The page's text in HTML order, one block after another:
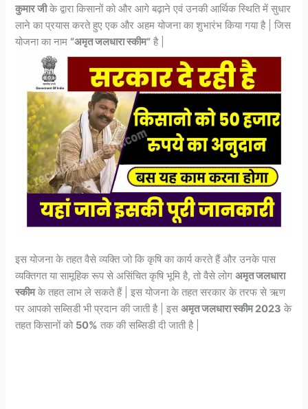
कुमार जीके द्वारा किसानों को और आगे बढ़ाने एवं उनकी आर्थिक स्थिति में सुधार
लाने का प्रयास करते हुए एक और अहम योजना का शुभारंभ किया गया है | जिस
योजना का नाम “अमृत जलधारा स्कीम” है |
इस योजना के तहत वैसे व्यक्ति जो कि कृषि का कार्य करते हैं और उनके पास
व्यक्तिगत या सामूहिक रूप से असिंचित कृषि भूमि है, तो वैसे लोगअमृत जलधारा
स्कीमके तहत लाभ ले सकते हैं | इस योजना के तहत सरकार के तरफ से ऋण
पर आपको सब्सिडी भी प्रदान की जाती है | इसअमृत जलधारा स्कीम 2023 के
तहत किसानों को 50% तक की सब्सिडी दी जाती है |